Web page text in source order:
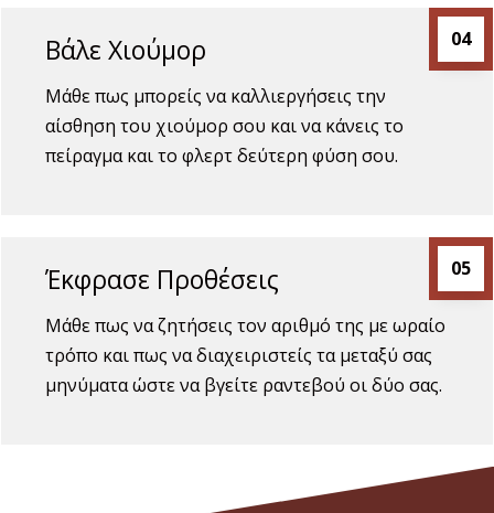
Βάλε Χιούμορ 04
Μάθε πως μπορείς να καλλιεργήσεις την
αίσθηση του χιούμορ σου και να κάνεις το
πείραγμα και το φλερτ δεύτερη φύση σου.
Έκφρασε Προθέσεις 05
Μάθε πως να ζητήσεις τον αριθμό της με ωραίο
τρόπο και πως να διαχειριστείς τα μεταξύ σας
μηνύματα ώστε να βγείτε ραντεβού οι δύο σας.